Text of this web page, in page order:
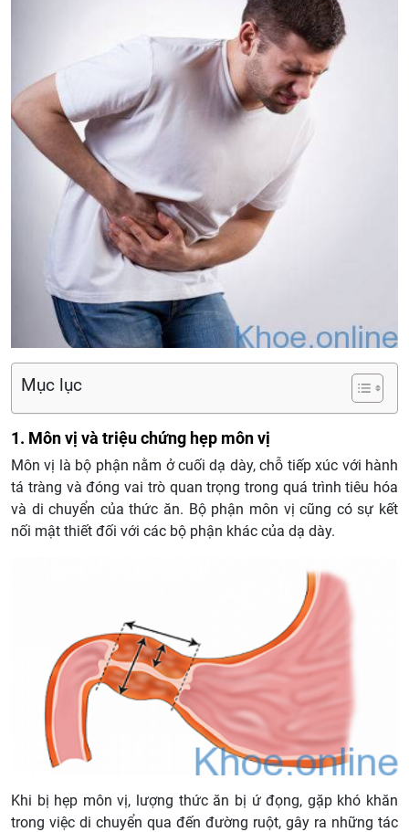
Mục lục
1. Môn vị và triệu chứng hẹp môn vị
Môn vị là bộ phận nằm ở cuối dạ dày, chỗ tiếp xúc với hành
tá tràng và đóng vai trò quan trọng trong quá trình tiêu hóa
và di chuyển của thức ăn. Bộ phận môn vị cũng có sự kết
nối mật thiết đối với các bộ phận khác của dạ dày.
Khi bị hẹp môn vị, lượng thức ăn bị ứ đọng, gặp khó khăn
trong việc di chuyển qua đến đường ruột, gây ra những tác